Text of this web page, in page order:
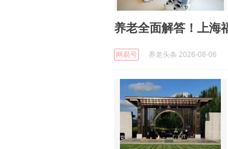
养老全面解答！上海
网易号 养老头条 2026-08-06